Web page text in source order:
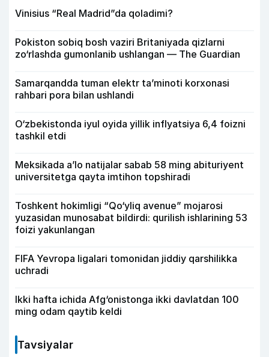
Vinisius “Real Madrid”da qoladimi?
Pokiston sobiq bosh vaziri Britaniyada qizlarni
zo‘rlashda gumonlanib ushlangan — The Guardian
Samarqandda tuman elektr ta’minoti korxonasi
rahbari pora bilan ushlandi
O‘zbekistonda iyul oyida yillik inflyatsiya 6,4 foizni
tashkil etdi
Meksikada a’lo natijalar sabab 58 ming abituriyent
universitetga qayta imtihon topshiradi
Toshkent hokimligi “Qo‘yliq avenue” mojarosi
yuzasidan munosabat bildirdi: qurilish ishlarining 53
foizi yakunlangan
FIFA Yevropa ligalari tomonidan jiddiy qarshilikka
uchradi
Ikki hafta ichida Afg‘onistonga ikki davlatdan 100
ming odam qaytib keldi
Tavsiyalar